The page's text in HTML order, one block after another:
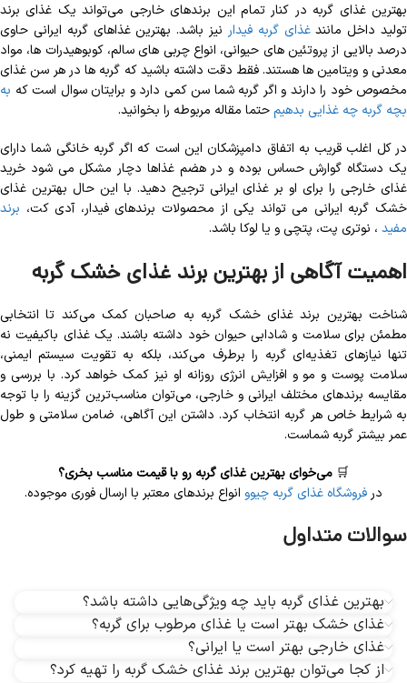
بهترین غذای گربه در کنار تمام این برندهای خارجی می‌تواند یک غذای برند
تولید داخل مانندغذای گربه فیدار نیز باشد. بهترین غذاهای گربه ایرانی حاوی
درصد بالایی از پروتئین های حیوانی، انواع چربی های سالم، کوبوهیدرات ها، مواد
معدنی و ویتامین ها هستند. فقط دقت داشته باشید که گربه ها در هر سن غذای
مخصوص خود را دارند و اگر گربه شما سن کمی دارد و برایتان سوال است که به
بچه گربه چه غذایی بدهیمحتما مقاله مربوطه را بخوانید.
در کل اغلب قریب به اتفاق دامپزشکان این است که اگر گربه خانگی شما دارای
یک دستگاه گوارش حساس بوده و در هضم غذاها دچار مشکل می شود خرید
غذای خارجی را برای او بر غذای ایرانی ترجیح دهید. با این حال بهترین غذای
خشک گربه ایرانی می تواند یکی از محصولات برندهای فیدار، آدی کت، برند
مفید ، نوتری پت، پتچی و یا لوکا باشد.
اهمیت آگاهی از بهترین برند غذای خشک گربه
شناخت بهترین برند غذای خشک گربه به صاحبان کمک می‌کند تا انتخابی
مطمئن برای سلامت و شادابی حیوان خود داشته باشند. یک غذای باکیفیت نه
تنها نیازهای تغذیه‌ای گربه را برطرف می‌کند، بلکه به تقویت سیستم ایمنی،
سلامت پوست و مو و افزایش انرژی روزانه او نیز کمک خواهد کرد. با بررسی و
مقایسه برندهای مختلف ایرانی و خارجی، می‌توان مناسب‌ترین گزینه را با توجه
به شرایط خاص هر گربه انتخاب کرد. داشتن این آگاهی، ضامن سلامتی و طول
عمر بیشتر گربه شماست.
🛒 می‌خوای بهترین غذای گربه رو با قیمت مناسب بخری؟
در فروشگاه غذای گربه چیوو انواع برندهای معتبر با ارسال فوری موجوده.
سوالات متداول
بهترین غذای گربه باید چه ویژگی‌هایی داشته باشد؟
غذای خشک بهتر است یا غذای مرطوب برای گربه؟
غذای خارجی بهتر است یا ایرانی؟
از کجا می‌توان بهترین برند غذای خشک گربه را تهیه کرد؟